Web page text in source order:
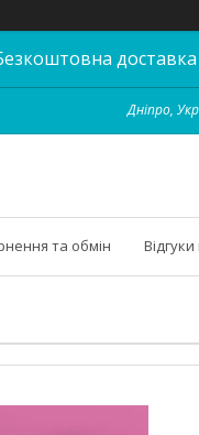
доставка
Дніпро,
та обмін